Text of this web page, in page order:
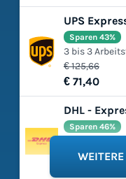
UPS
€ 125,66
€ 71,40
Sparen 43%
3 bis 3
DHL -
€ 197,47
Sparen 46%